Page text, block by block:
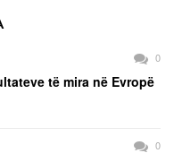
0
të mira në Evropë
0